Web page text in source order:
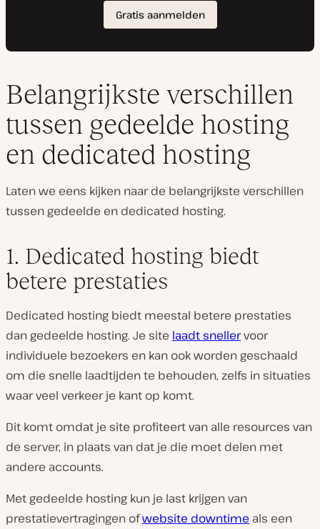
Belangrijkste verschillen
tussen gedeelde hosting
en dedicated hosting
Laten we eens kijken naar de belangrijkste verschillen
tussen gedeelde en dedicated hosting.
1. Dedicated hosting biedt
betere prestaties
Dedicated hosting biedt meestal betere prestaties
dan gedeelde hosting. Je site laadt snellervoor
individuele bezoekers en kan ook worden geschaald
om die snelle laadtijden te behouden, zelfs in situaties
waar veel verkeer je kant op komt.
Dit komt omdat je site profiteert van alle resources van
de server, in plaats van dat je die moet delen met
andere accounts.
Met gedeelde hosting kun je last krijgen van
prestatievertragingen ofwebsite downtime als een